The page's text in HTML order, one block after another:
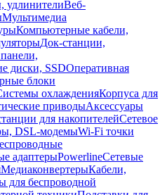
удлинителиВеб-
Мультимедиа
Компьютерные кабели,
Док-станции,
диски, SSDОперативная
блоки
охлажденияКорпуса для
приводыАксессуары
для накопителейСетевое
DSL-модемыWi-Fi точки
адаптерыPowerlineСетевые
МедиаконвертерыКабели,
для беспроводной